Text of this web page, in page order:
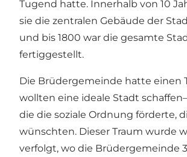
Tugend hatte. Innerhalb von 10
sie die zentralen Gebäude der
und bis 1800 war die gesamte
fertiggestellt.
Die Brüdergemeinde hatte einen
wollten eine ideale Stadt
die die soziale Ordnung förderte,
wünschten. Dieser Traum wurde
verfolgt, wo die Brüdergemeinde